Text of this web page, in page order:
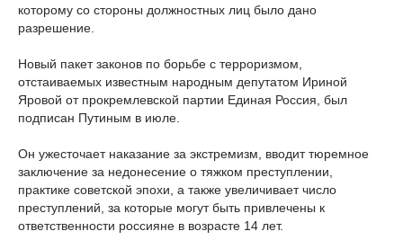
которому со стороны должностных лиц было дано
разрешение.
Новый пакет законов по борьбе с терроризмом,
отстаиваемых известным народным депутатом Ириной
Яровой от прокремлевской партии Единая Россия, был
подписан Путиным в июле.
Он ужесточает наказание за экстремизм, вводит тюремное
заключение за недонесение о тяжком преступлении,
практике советской эпохи, а также увеличивает число
преступлений, за которые могут быть привлечены к
ответственности россияне в возрасте 14 лет.